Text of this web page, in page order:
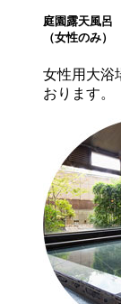
庭園露天風呂
（女性のみ）
女性用大浴
おります。